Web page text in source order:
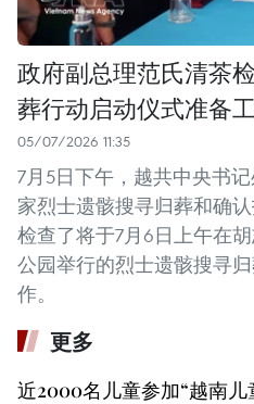
政府副总理范氏清茶
葬行动启动仪式准备
05/07/2026 11:35
7月5日下午，越共中央书
家烈士遗骸搜寻归葬和确
检查了将于7月6日上午在
公园举行的烈士遗骸搜寻
作。
更多
近2000名儿童参加“越南